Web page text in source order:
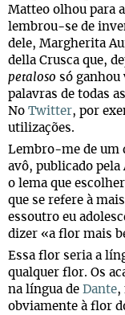
Matteo olhou para
lembrou-se de
dele, Margherita
della Crusca que,
petaloso só ganhou
palavras de todas
No Twitter, por
utilizações.
Lembro-me de um
avô, publicado pela
o lema que
que se refere à
essoutro eu
dizer «a flor mais
Essa flor seria a
qualquer flor. Os
na língua de Dante,
obviamente à flor